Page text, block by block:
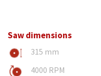
Saw dimensions
315 mm
4000 RPM